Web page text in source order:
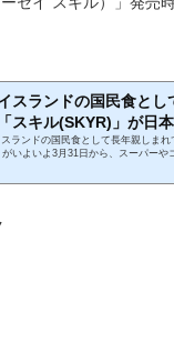
スランドの国民食とし
スキル(SKYR)」が日本
スランドの国民食として長年親しま
がいよいよ3月31日から、スーパーや